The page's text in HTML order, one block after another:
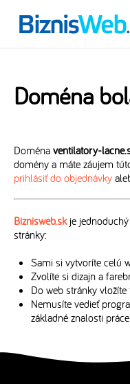
Doména
Doména ventilatory-
domény a máte záujem
prihlásiť do objednávky
Biznisweb.skje
stránky:
Sami si vytvoríte celú
Zvolíte si dizajn a
Do web stránky
Nemusíte vedieť
základné znalosti